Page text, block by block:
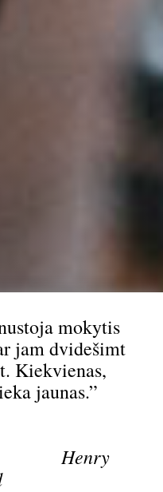
mokytis
jam dvidešimt
Kiekvienas,
jaunas.”
Henry